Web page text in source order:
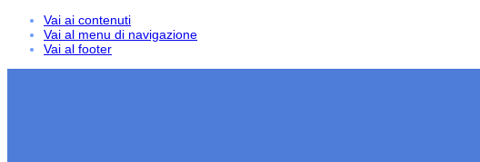
Vai ai contenuti
Vai al menu di navigazione
Vai al footer